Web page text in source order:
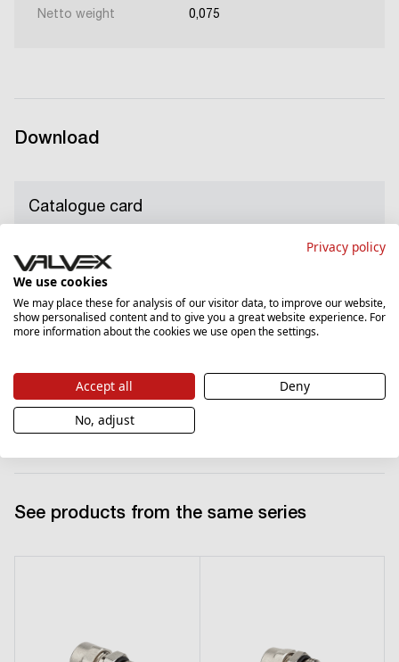
Netto weight 0,075
Download
Catalogue card
PDF
Download
PDF 5328.87 KB
Download
See products from the same series
Privacy policy
We use cookies
We may place these for analysis of our visitor data, to improve our website,
show personalised content and to give you a great website experience. For
more information about the cookies we use open the settings.
Accept all
Deny
No, adjust